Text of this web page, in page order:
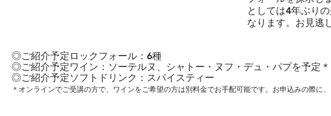
としては4年ぶり
なります。お見逃
◎ご紹介予定ロックフォール：6種
◎ご紹介予定ワイン：ソーテルヌ、シャトー・ヌフ・デュ・パプを予定＊
◎ご紹介予定ソフトドリンク：スパイスティー
＊オンラインでご受講の方で、ワインをご希望の方は別料金でお手配可能です。お申込みの際に